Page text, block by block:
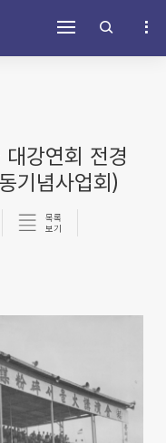
강연회 전경
기념사업회)
목록
보기